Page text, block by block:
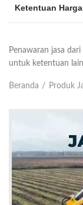
Ketentuan Harga
Penawaran jasa
untuk ketentuan
Beranda Produk